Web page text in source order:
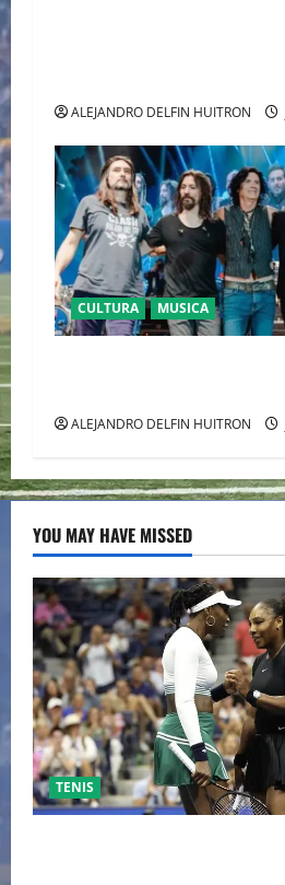
ALEJANDRO DELFIN HUITRON
CULTURA MUSICA
ALEJANDRO DELFIN HUITRON
YOU MAY HAVE MISSED
TENIS